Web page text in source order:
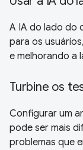
A IA do lado do
para os
e melhorando a
Turbine os
Configurar um
pode ser mais
problemas que